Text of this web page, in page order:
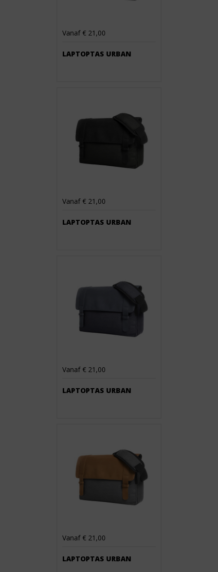
Vanaf € 21,00
LAPTOPTAS URBAN
Vanaf € 21,00
LAPTOPTAS URBAN
Vanaf € 21,00
LAPTOPTAS URBAN
Vanaf € 21,00
LAPTOPTAS URBAN